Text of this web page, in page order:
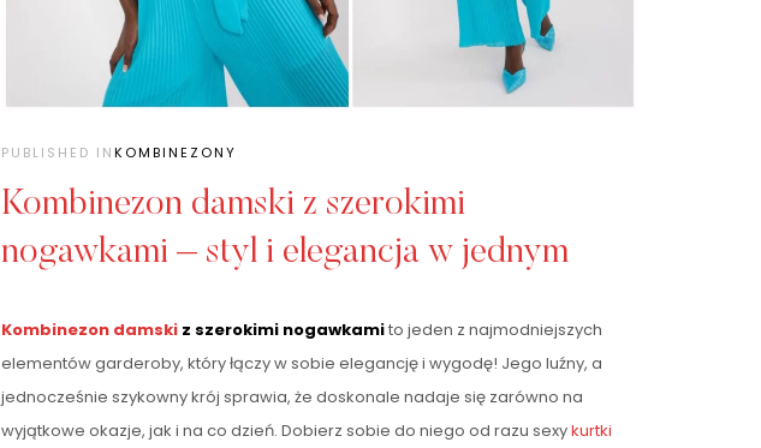
PUBLISHED INKOMBINEZONY
Kombinezon damski z szerokimi
nogawkami – styl i elegancja w jednym
Kombinezon damski z szerokimi nogawkamito jeden z najmodniejszych
elementów garderoby, który łączy w sobie elegancję i wygodę! Jego luźny, a
jednocześnie szykowny krój sprawia, że doskonale nadaje się zarówno na
wyjątkowe okazje, jak i na co dzień. Dobierz sobie do niego od razu sexykurtki